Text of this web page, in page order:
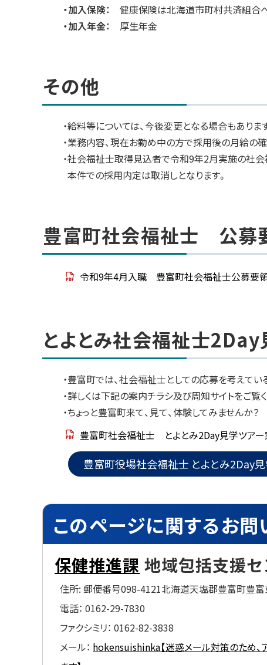
・加入保険： 健康保険は北海道市町村共済組合
・加入年金： 厚生年金
その他
・給料等については、今後変更となる場合もありま
・業務内容、現在お勤め中の方で採用後の月給の
・社会福祉士取得見込者で令和9年2月実施の社
本件での採用内定は取消しとなります。
豊富町社会福祉士 公募
令和9年4月入職 豊富町社会福祉士公募要
とよとみ社会福祉士2Day
・豊富町では、社会福祉士としての応募を考えて
・詳しくは下記の案内チラシ及び周知サイトをご覧く
・ちょっと豊富町来て、見て、体験してみませんか
豊富町社会福祉士 とよとみ2Day見学ツアー
豊富町役場社会福祉士 とよとみ2Day見
プ
に
戻
る
このページに関するお問
保健推進課 地域包括支援セ
住所: 郵便番号098-4121北海道天塩郡豊富町豊
電話： 0162-29-7830
ファクシミリ： 0162-82-3838
メール： hokensuishinka【迷惑メール対策のため